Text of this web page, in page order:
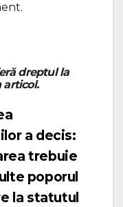
dreptul la
articol.
a decis:
trebuie
poporul
la statutul